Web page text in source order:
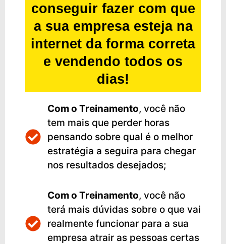
conseguir fazer com que
a sua empresa esteja na
internet da forma correta
e vendendo todos os
dias!
Com o Treinamento, você não
tem mais que perder horas
pensando sobre qual é o melhor
estratégia a seguira para chegar
nos resultados desejados;
Como Treinamento, você não
terá mais dúvidas sobre o que vai
realmente funcionar para a sua
empresa atrair as pessoas certas